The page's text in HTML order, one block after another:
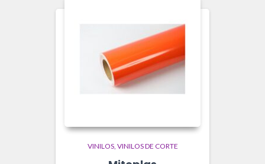
VINILOS VINILOS DE CORTE